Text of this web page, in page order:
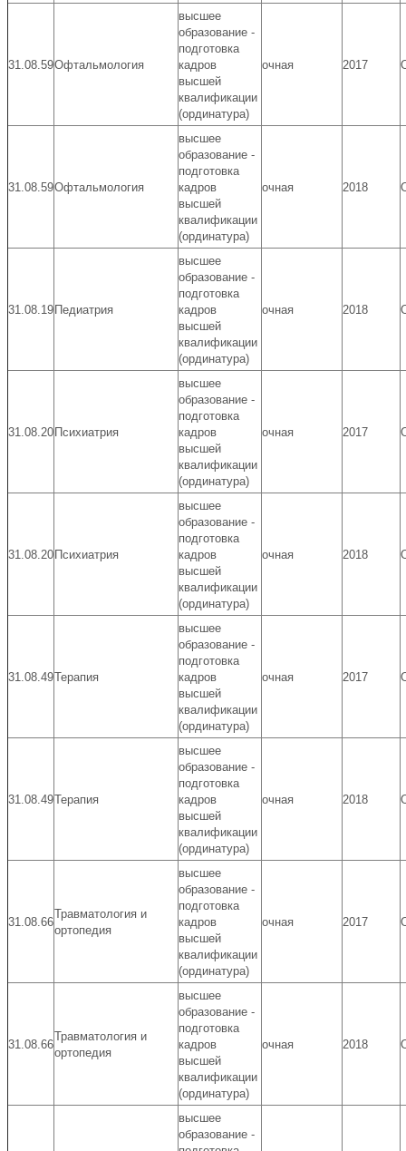
31.08.59Офтальмология
высшее
образование -
подготовка
кадров
высшей
квалификации
(ординатура)
очная 2017
31.08.59Офтальмология
высшее
образование -
подготовка
кадров
высшей
квалификации
(ординатура)
очная 2018
31.08.19 Педиатрия
высшее
образование -
подготовка
кадров
высшей
квалификации
(ординатура)
очная 2018
31.08.20 Психиатрия
высшее
образование -
подготовка
кадров
высшей
квалификации
(ординатура)
очная 2017
31.08.20 Психиатрия
высшее
образование -
подготовка
кадров
высшей
квалификации
(ординатура)
очная 2018
31.08.49Терапия
высшее
образование -
подготовка
кадров
высшей
квалификации
(ординатура)
очная 2017
31.08.49Терапия
высшее
образование -
подготовка
кадров
высшей
квалификации
(ординатура)
очная 2018
31.08.66
Травматология и
ортопедия
высшее
образование -
подготовка
кадров
высшей
квалификации
(ординатура)
очная 2017
31.08.66
Травматология и
ортопедия
высшее
образование -
подготовка
кадров
высшей
квалификации
(ординатура)
очная 2018
высшее
образование -